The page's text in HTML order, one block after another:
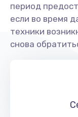
период
если во время
техники
снова